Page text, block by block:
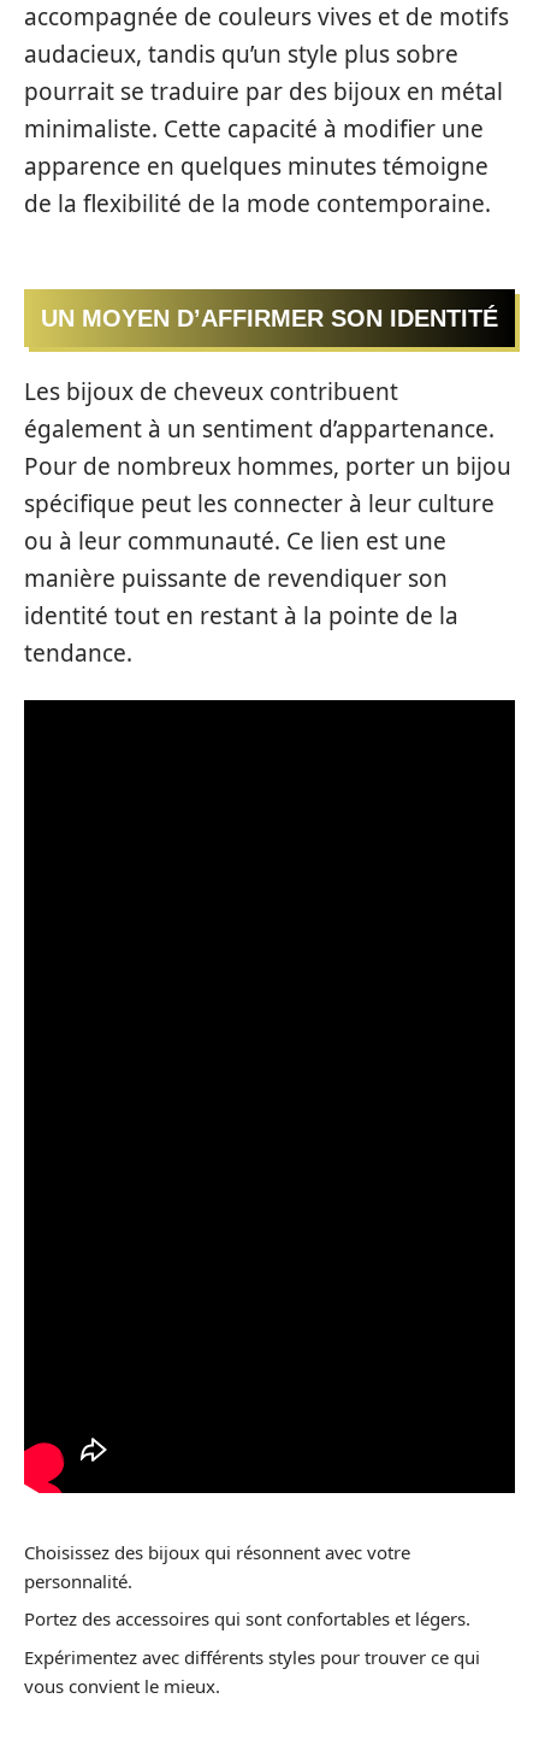
accompagnée de couleurs vives et de motifs
audacieux, tandis qu’un style plus sobre
pourrait se traduire par des bijoux en métal
minimaliste. Cette capacité à modifier une
apparence en quelques minutes témoigne
de la flexibilité de la mode contemporaine.
UN MOYEN D’AFFIRMER SON IDENTITÉ
Les bijoux de cheveux contribuent
également à un sentiment d’appartenance.
Pour de nombreux hommes, porter un bijou
spécifique peut les connecter à leur culture
ou à leur communauté. Ce lien est une
manière puissante de revendiquer son
identité tout en restant à la pointe de la
tendance.
Choisissez des bijoux qui résonnent avec votre
personnalité.
Portez des accessoires qui sont confortables et légers.
Expérimentez avec différents styles pour trouver ce qui
vous convient le mieux.